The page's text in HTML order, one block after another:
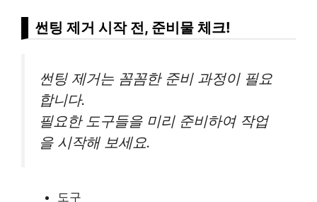
썬팅 제거 시작 전, 준비물 체크!
썬팅 제거는 꼼꼼한 준비 과정이 필요
합니다.
필요한 도구들을 미리 준비하여 작업
을 시작해 보세요.
도구